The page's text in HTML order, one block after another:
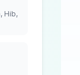
Hib,